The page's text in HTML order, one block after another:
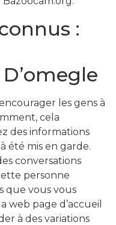
:
les gens à
cela
des informations
été mis en garde.
conversations
personne
que vous vous
web page d’accueil
à des variations